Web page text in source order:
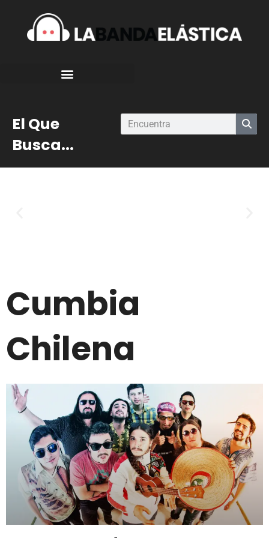
El Que
Busca...
Cumbia
Chilena